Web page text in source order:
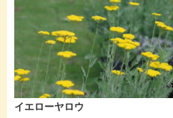
イエローヤロウ